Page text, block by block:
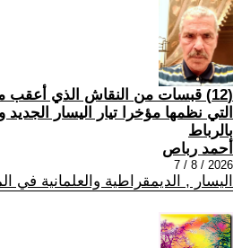
(12) قبسات من النقاش الذي أعقب
التي نظمها مؤخرا تيار اليسار الجديد
بالرباط
أحمد رباص
2026 / 8 / 7
اليسار , الديمقراطية والعلمانية في